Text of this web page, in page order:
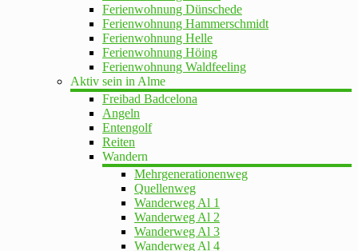
Ferienwohnung Dünschede
Ferienwohnung Hammerschmidt
Ferienwohnung Helle
Ferienwohnung Höing
Ferienwohnung Waldfeeling
Aktiv sein in Alme
Freibad Badcelona
Angeln
Entengolf
Reiten
Wandern
Mehrgenerationenweg
Quellenweg
Wanderweg Al 1
Wanderweg Al 2
Wanderweg Al 3
Wanderweg Al 4